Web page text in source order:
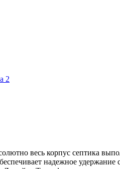
весь корпус септика
надежное